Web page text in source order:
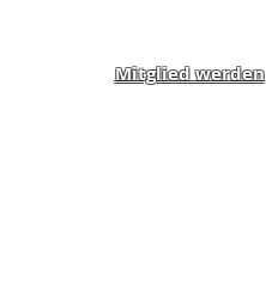
Mitglied werden